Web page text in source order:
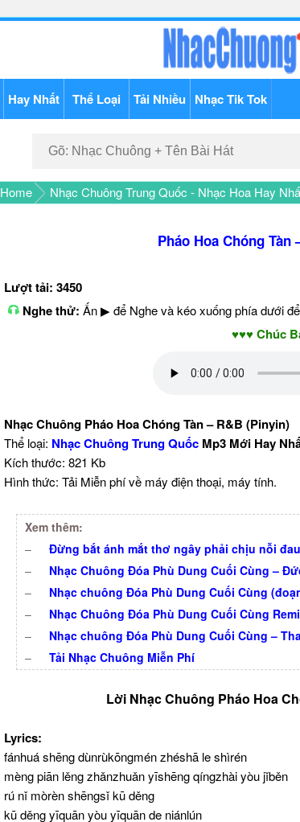
Hay Nhất Thể Loại Tải Nhiều Nhạc Tik Tok
Home Nhạc Chuông Trung Quốc - Nhạc Hoa Hay
Pháo Hoa Chóng Tàn
Lượt tải: 3450
Nghe thử: Ấn ▶ để Nghe và kéo xuống phía dưới
♥♥♥ Chúc Bạn
Nhạc Chuông Pháo Hoa Chóng Tàn – R&B (Pinyin)
Thể loại: Nhạc Chuông Trung Quốc Mp3 Mới Hay
Kích thước: 821 Kb
Hình thức: Tải Miễn phí về máy điện thoại, máy tính.
Xem thêm:
–
Đừng bắt ánh mắt thơ ngây phải chịu nỗi
–
Nhạc Chuông Đóa Phù Dung Cuối Cùng –
–
Nhạc chuông Đóa Phù Dung Cuối Cùng
–
Nhạc Chuông Đóa Phù Dung Cuối Cùng
–
Nhạc chuông Đóa Phù Dung Cuối Cùng –
–
Tải Nhạc Chuông Miễn Phí
Lời Nhạc Chuông Pháo Hoa
Lyrics:
fánhuá shēng dùnrùkōngmén zhéshā le shìrén
mèng piān lěng zhǎnzhuǎn yīshēng qíngzhài yòu jǐběn
rú nǐ mòrèn shēngsǐ kū děng
kū děng yīquān yòu yīquān de niánlún